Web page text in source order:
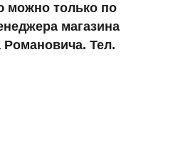
можно только по
магазина
Тел.